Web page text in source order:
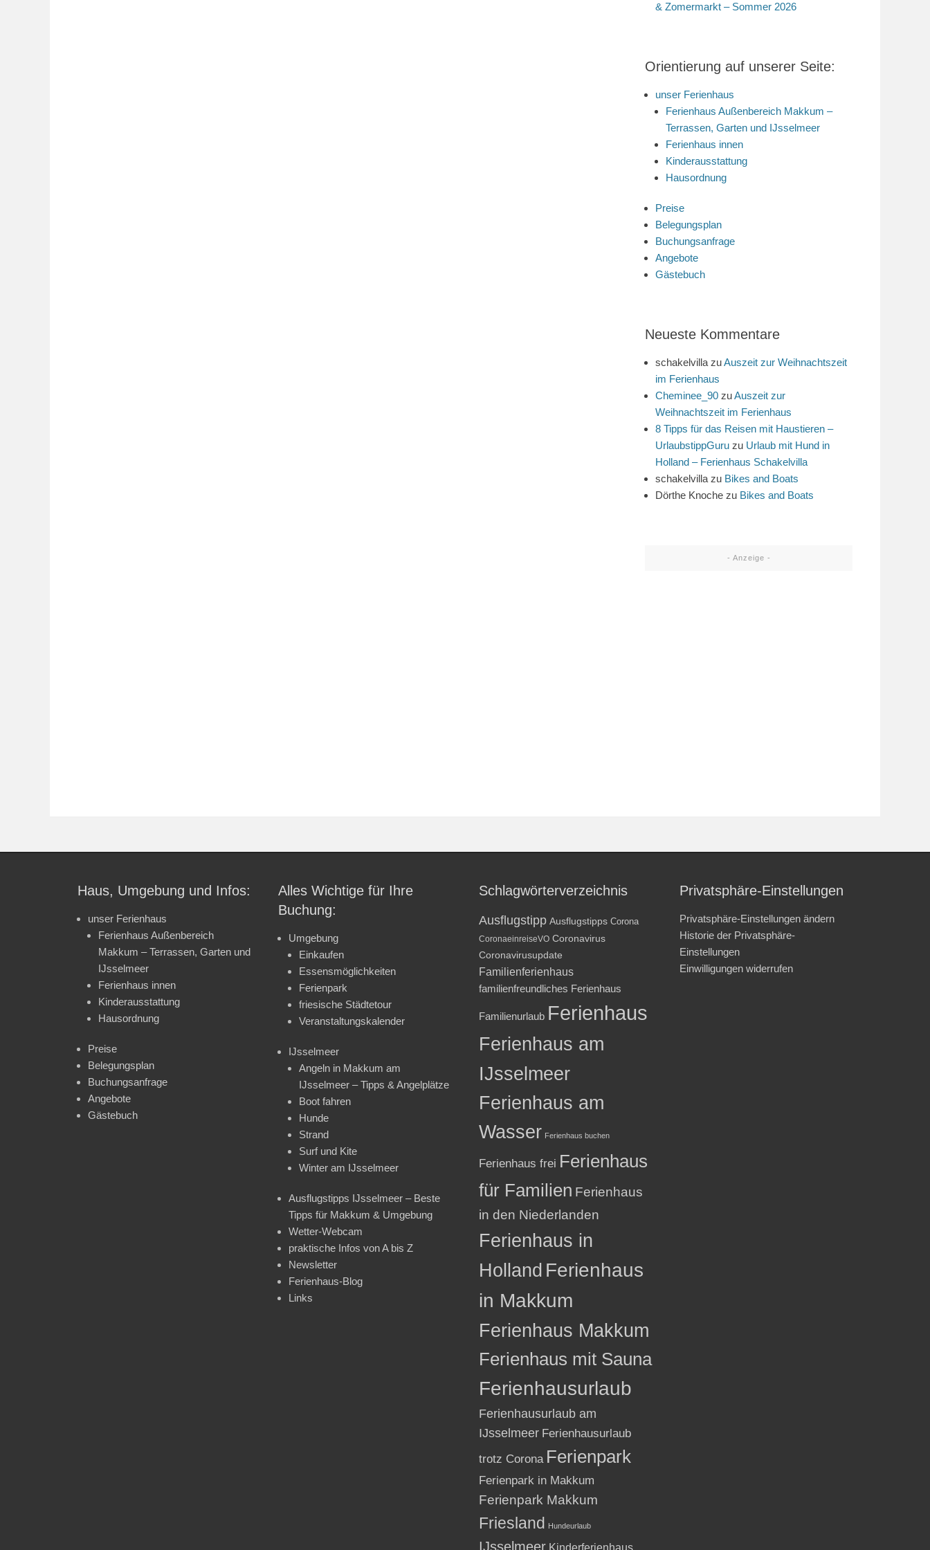
& Zomermarkt – Sommer 2026
Orientierung auf unserer Seite:
unser Ferienhaus
Ferienhaus Außenbereich Makkum –
Terrassen, Garten und IJsselmeer
Ferienhaus innen
Kinderausstattung
Hausordnung
Preise
Belegungsplan
Buchungsanfrage
Angebote
Gästebuch
Neueste Kommentare
schakelvilla zuAuszeit zur Weihnachtszeit
im Ferienhaus
Cheminee_90 zuAuszeit zur
Weihnachtszeit im Ferienhaus
8 Tipps für das Reisen mit Haustieren –
UrlaubstippGuru zu Urlaub mit Hund in
Holland – Ferienhaus Schakelvilla
schakelvilla zu Bikes and Boats
Dörthe Knoche zu Bikes and Boats
- Anzeige -
Haus, Umgebung und Infos:
unser Ferienhaus
Ferienhaus Außenbereich
Makkum – Terrassen, Garten und
IJsselmeer
Ferienhaus innen
Kinderausstattung
Hausordnung
Preise
Belegungsplan
Buchungsanfrage
Angebote
Gästebuch
Alles Wichtige für Ihre
Buchung:
Umgebung
Einkaufen
Essensmöglichkeiten
Ferienpark
friesische Städtetour
Veranstaltungskalender
IJsselmeer
Angeln in Makkum am
IJsselmeer – Tipps & Angelplätze
Boot fahren
Hunde
Strand
Surf und Kite
Winter am IJsselmeer
Ausflugstipps IJsselmeer – Beste
Tipps für Makkum & Umgebung
Wetter-Webcam
praktische Infos von A bis Z
Newsletter
Ferienhaus-Blog
Links
Schlagwörterverzeichnis
Ausflugstipp Ausflugstipps Corona
CoronaeinreiseVO Coronavirus
Coronavirusupdate
Familienferienhaus
familienfreundliches Ferienhaus
Familienurlaub Ferienhaus
Ferienhaus am
IJsselmeer
Ferienhaus am
Wasser Ferienhaus buchen
Ferienhaus frei Ferienhaus
für Familien Ferienhaus
in den Niederlanden
Ferienhaus in
Holland Ferienhaus
in Makkum
Ferienhaus Makkum
Ferienhaus mit Sauna
Ferienhausurlaub
Ferienhausurlaub am
IJsselmeer Ferienhausurlaub
trotz Corona Ferienpark
Ferienpark in Makkum
Ferienpark Makkum
Friesland Hundeurlaub
IJsselmeer Kinderferienhaus
Privatsphäre-Einstellungen
Privatsphäre-Einstellungen ändern
Historie der Privatsphäre-
Einstellungen
Einwilligungen widerrufen